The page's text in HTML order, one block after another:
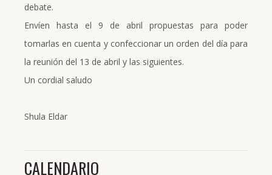
debate.
Envíen hasta el 9 de abril propuestas para poder
tomarlas en cuenta y confeccionar un orden del día para
la reunión del 13 de abril y las siguientes.
Un cordial saludo
Shula Eldar
CALENDARIO